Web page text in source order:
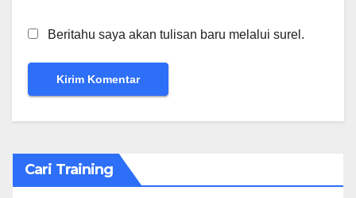
Beritahu saya akan tulisan baru melalui surel.
Cari Training